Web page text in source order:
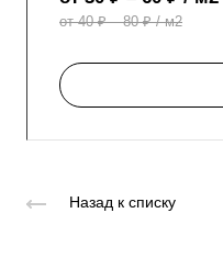
от 40 ₽ – 80 ₽ / м2
Назад к списку